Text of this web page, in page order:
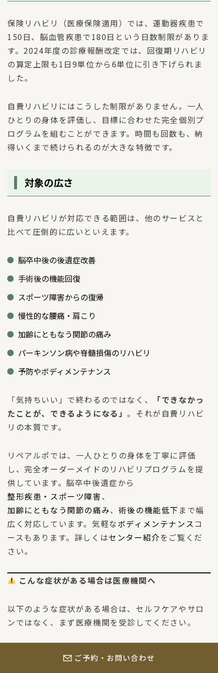
ご予約・お問い合わせ
保険リハビリ（医療保険適用）では、運動器疾患で
150日、脳血管疾患で180日という日数制限がありま
す。2024年度の診療報酬改定では、回復期リハビリ
の算定上限も1日9単位から6単位に引き下げられま
した。
自費リハビリにはこうした制限がありません。一人
ひとりの身体を評価し、目標に合わせた完全個別プ
ログラムを組むことができます。時間も回数も、納
得いくまで続けられるのが大きな特徴です。
対象の広さ
自費リハビリが対応できる範囲は、他のサービスと
比べて圧倒的に広いといえます。
脳卒中後の後遺症改善
手術後の機能回復
スポーツ障害からの復帰
慢性的な腰痛・肩こり
加齢にともなう関節の痛み
パーキンソン病や脊髄損傷のリハビリ
予防やボディメンテナンス
「気持ちいい」で終わるのではなく、
「できなかっ
たことが、できるようになる」 。それが自費リハビ
リの本質です。
リペアルポでは、一人ひとりの身体を丁寧に評価
し、完全オーダーメイドのリハビリプログラムを提
供しています。脳卒中後遺症から
整形疾患・スポーツ障害、
加齢にともなう関節の痛み、 術後の機能低下 まで幅
広く対応しています。気軽なボディメンテナンス コ
ースもあります。詳しくはセンター紹介をご覧くだ
さい。
こんな症状がある場合は医療機関へ
以下のような症状がある場合は、セルフケアやサロ
ンではなく、まず医療機関を受診してください。